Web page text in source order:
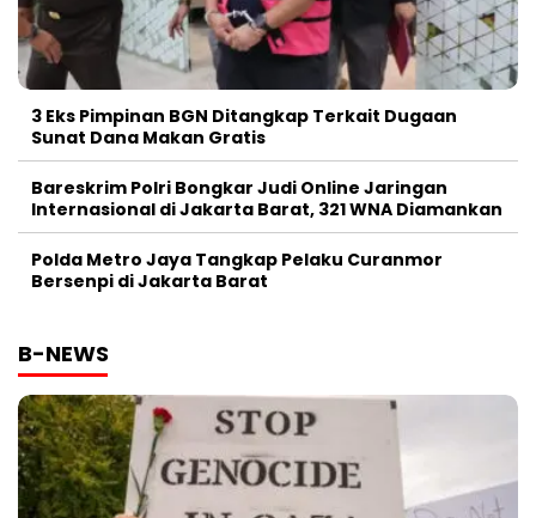
3 Eks Pimpinan BGN Ditangkap Terkait Dugaan
Sunat Dana Makan Gratis
Bareskrim Polri Bongkar Judi Online Jaringan
Internasional di Jakarta Barat, 321 WNA Diamankan
Polda Metro Jaya Tangkap Pelaku Curanmor
Bersenpi di Jakarta Barat
B-NEWS